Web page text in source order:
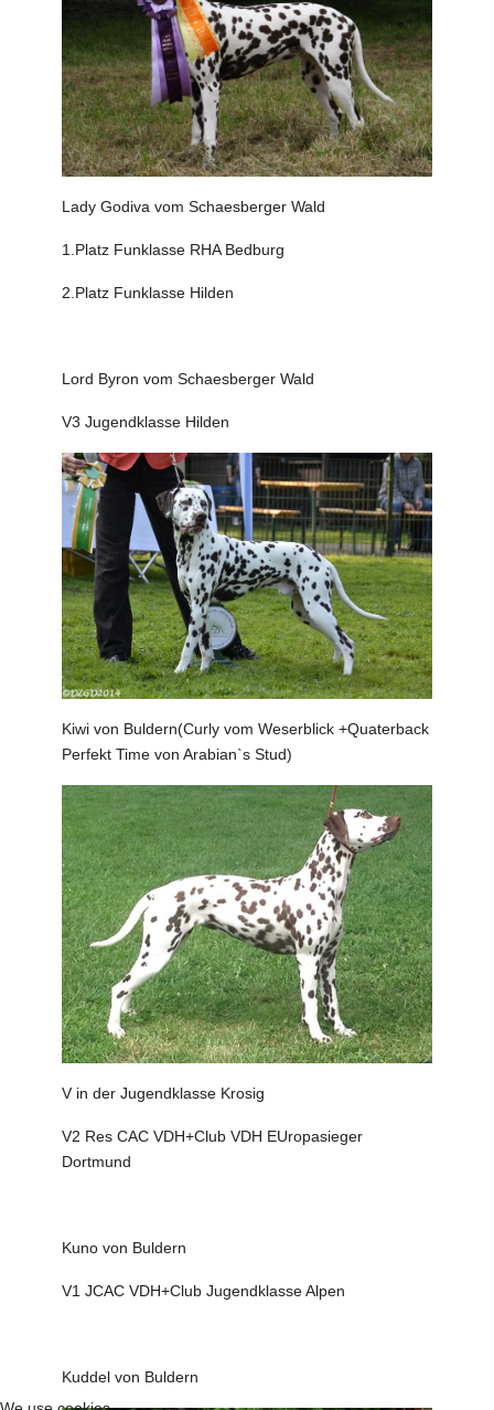
Lady Godiva vom Schaesberger Wald
1.Platz Funklasse RHA Bedburg
2.Platz Funklasse Hilden
Lord Byron vom Schaesberger Wald
V3 Jugendklasse Hilden
Kiwi von Buldern(Curly vom Weserblick +Quaterback
Perfekt Time von Arabian`s Stud)
V in der Jugendklasse Krosig
V2 Res CAC VDH+Club VDH EUropasieger
Dortmund
Kuno von Buldern
V1 JCAC VDH+Club Jugendklasse Alpen
Kuddel von Buldern